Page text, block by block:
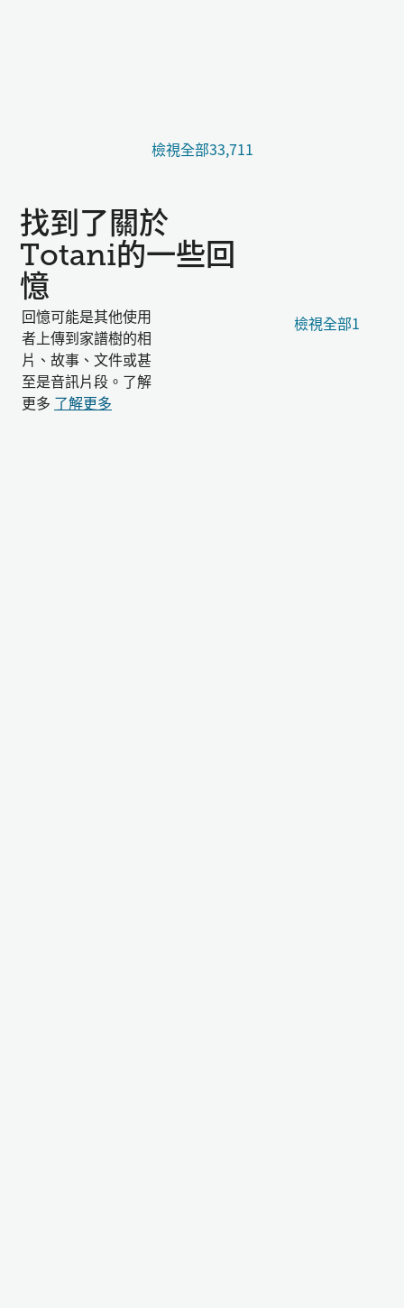
檢視全部33,711
找到了關於
Totani的一些回
憶
回憶可能是其他使用
者上傳到家譜樹的相
片、故事、文件或甚
至是音訊片段。了解
更多 了解更多
檢視全部1